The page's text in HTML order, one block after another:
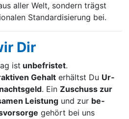
al­ler Welt, son­dern trägst
Stan­dar­di­sie­rung bei.
Dir
ist un­be­fris­tet.
Ge­halt er­hältst Du Ur­
. Ein Zu­schuss zur
Leis­tung und zur be­
ge­hört bei uns